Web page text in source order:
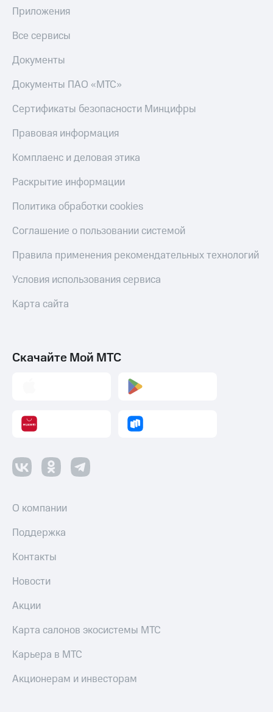
Приложения
Все сервисы
Документы
Документы ПАО «МТС»
Сертификаты безопасности Минцифры
Правовая информация
Комплаенс и деловая этика
Раскрытие информации
Политика обработки cookies
Соглашение о пользовании системой
Правила применения рекомендательных технологий
Условия использования сервиса
Карта сайта
Скачайте Мой МТС
О компании
Поддержка
Контакты
Новости
Акции
Карта салонов экосистемы МТС
Карьера в МТС
Акционерам и инвесторам